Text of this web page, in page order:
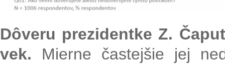
Dôveru prezidentke Z.
vek. Mierne častejšie jej